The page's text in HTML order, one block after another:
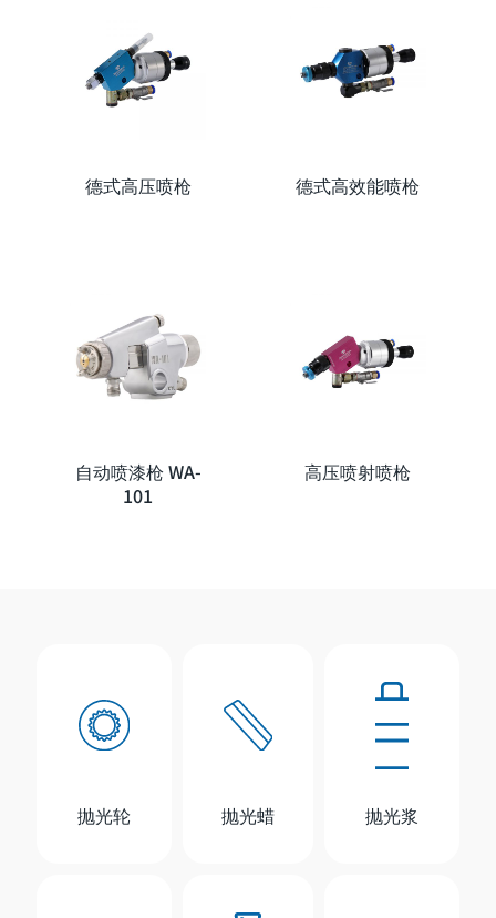
德式高压喷枪 德式高效能喷枪
自动喷漆枪 WA-
101
高压喷射喷枪
抛光轮 抛光蜡 抛光浆